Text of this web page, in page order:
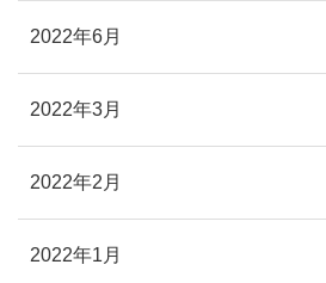
2022年6月
2022年3月
2022年2月
2022年1月